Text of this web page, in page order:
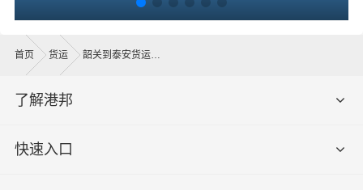
首页 货运 韶关到泰安货运公司
了解港邦
快速入口